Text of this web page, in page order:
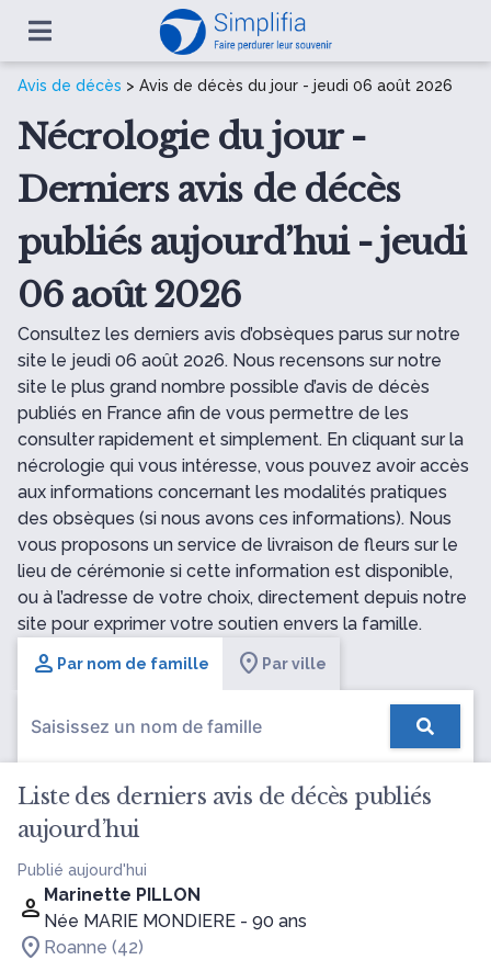
Avis de décès > Avis de décès du jour - jeudi 06 août 2026
Nécrologie du jour -
Derniers avis de décès
publiés aujourd’hui - jeudi
06 août 2026
Consultez les derniers avis d’obsèques parus sur notre
site le jeudi 06 août 2026. Nous recensons sur notre
site le plus grand nombre possible d’avis de décès
publiés en France afin de vous permettre de les
consulter rapidement et simplement. En cliquant sur la
nécrologie qui vous intéresse, vous pouvez avoir accès
aux informations concernant les modalités pratiques
des obsèques (si nous avons ces informations). Nous
vous proposons un service de livraison de fleurs sur le
lieu de cérémonie si cette information est disponible,
ou à l’adresse de votre choix, directement depuis notre
site pour exprimer votre soutien envers la famille.
Par nom de famille Par ville
Liste des derniers avis de décès publiés
aujourd’hui
Publié aujourd'hui
Marinette PILLON
Née MARIE MONDIERE - 90 ans
Roanne (42)